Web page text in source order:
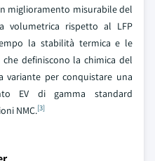
miglioramento misurabile del
volumetrica rispetto al LFP
la stabilità termica e le
definiscono la chimica del
variante per conquistare una
EV di gamma standard
NMC.[3]